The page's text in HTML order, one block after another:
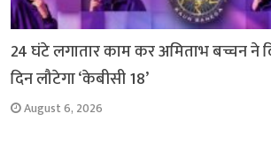
24 घंटे लगातार काम कर अमिताभ बच्चन ने
दिन लौटेगा ‘केबीसी 18’
August 6, 2026